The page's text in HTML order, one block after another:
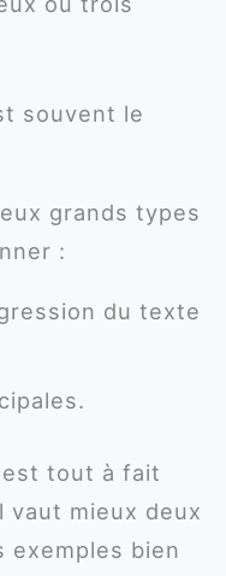
souvent le
grands types
:
du texte
tout à fait
vaut mieux deux
exemples bien